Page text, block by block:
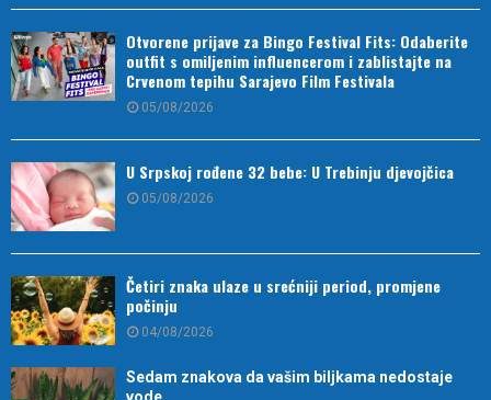
Otvorene prijave za Bingo Festival Fits: Odaberite
outfit s omiljenim influencerom i zablistajte na
Crvenom tepihu Sarajevo Film Festivala
05/08/2026
U Srpskoj rođene 32 bebe: U Trebinju djevojčica
05/08/2026
Četiri znaka ulaze u srećniji period, promjene
počinju
04/08/2026
Sedam znakova da vašim biljkama nedostaje